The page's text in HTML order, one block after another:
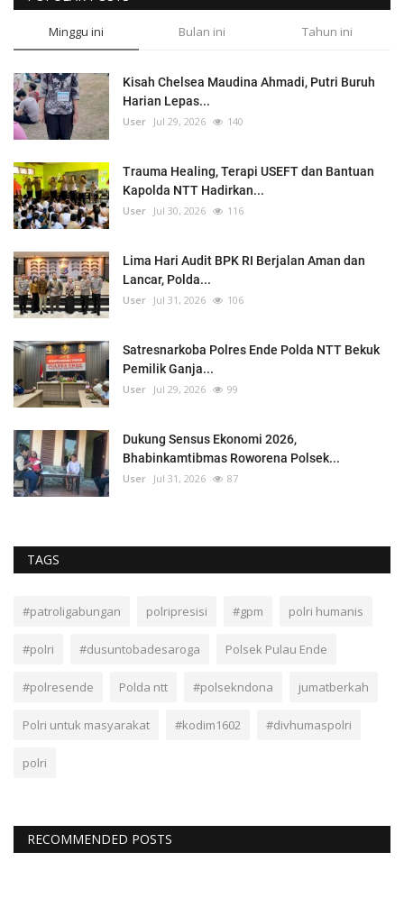
Minggu ini Bulan ini Tahun ini
Kisah Chelsea Maudina Ahmadi, Putri Buruh
Harian Lepas...
User Jul 29, 2026 140
Trauma Healing, Terapi USEFT dan Bantuan
Kapolda NTT Hadirkan...
User Jul 30, 2026 116
Lima Hari Audit BPK RI Berjalan Aman dan
Lancar, Polda...
User Jul 31, 2026 106
Satresnarkoba Polres Ende Polda NTT Bekuk
Pemilik Ganja...
User Jul 29, 2026 99
Dukung Sensus Ekonomi 2026,
Bhabinkamtibmas Roworena Polsek...
User Jul 31, 2026 87
TAGS
#patroligabungan polripresisi #gpm polri humanis
#polri #dusuntobadesaroga Polsek Pulau Ende
#polresende Polda ntt #polsekndona jumatberkah
Polri untuk masyarakat #kodim1602 #divhumaspolri
polri
RECOMMENDED POSTS